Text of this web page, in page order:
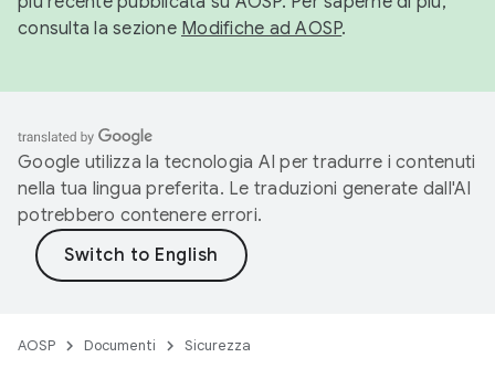
consulta la sezione Modifiche ad AOSP.
Google utilizza la tecnologia AI per tradurre i contenuti
nella tua lingua preferita. Le traduzioni generate dall'AI
potrebbero contenere errori.
AOSP Documenti Sicurezza